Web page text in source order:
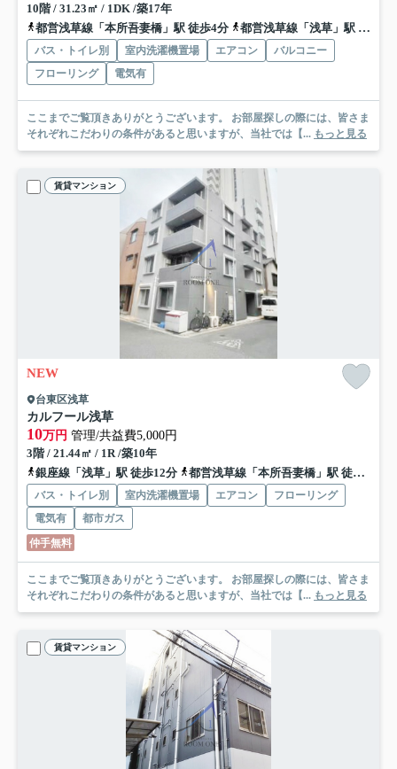
10階 / 31.23㎡ / 1DK /築17年
都営浅草線「本所吾妻橋」駅 徒歩4分
都営浅草線「浅草」駅 徒歩12分
バス・トイレ別 室内洗濯機置場 エアコン
バルコニー
フローリング
電気有
ここまでご覧頂きありがとうございます。 お部屋探しの際には、皆さま
それぞれこだわりの条件があると思いますが、当社では【... もっと見る
賃貸マンション
NEW
台東区浅草
カルフール浅草
10万円 管理/共益費5,000円
3階 / 21.44㎡ / 1R /築10年
銀座線「浅草」駅 徒歩12分
都営浅草線「本所吾妻橋」駅 徒歩18分
バス・トイレ別 室内洗濯機置場 エアコン
フローリング
電気有
都市ガス
仲手無料
ここまでご覧頂きありがとうございます。 お部屋探しの際には、皆さま
それぞれこだわりの条件があると思いますが、当社では【... もっと見る
賃貸マンション